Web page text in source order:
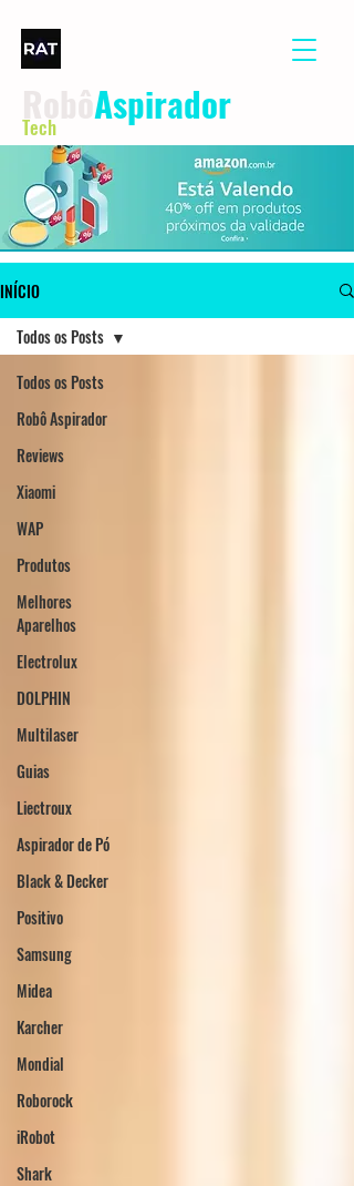
Aspirador
Tech
INÍCIO
Todos os Posts
Robô Aspirador
Reviews
Xiaomi
WAP
Produtos
Melhores
Aparelhos
Electrolux
DOLPHIN
Multilaser
Guias
Liectroux
Aspirador de Pó
Black & Decker
Positivo
Samsung
Midea
Karcher
Mondial
Roborock
iRobot
Shark
Todos os Posts